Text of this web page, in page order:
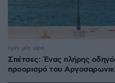
Σπέτσες: Ένας πλήρης
προορισμό του
πριν μία ώρα